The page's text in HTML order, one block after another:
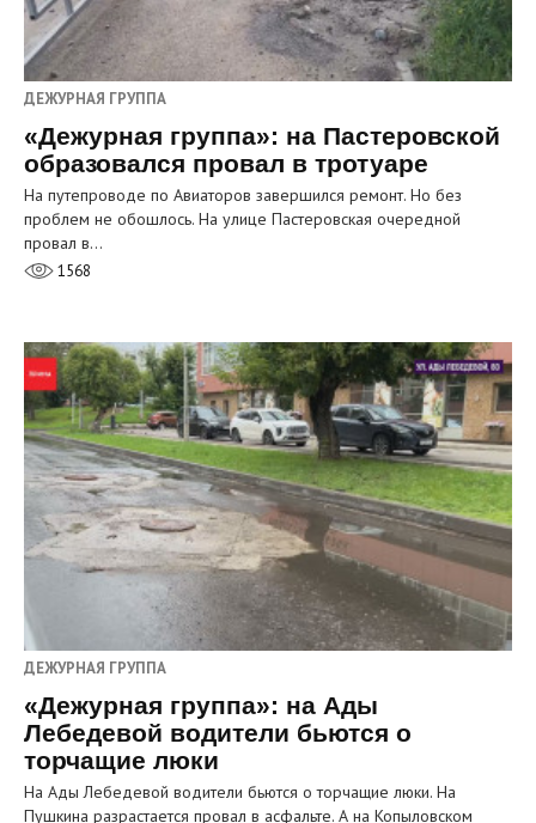
ДЕЖУРНАЯ ГРУППА
«Дежурная группа»: на Пастеровской
образовался провал в тротуаре
На путепроводе по Авиаторов завершился ремонт. Но без
проблем не обошлось. На улице Пастеровская очередной
провал в…
1568
ДЕЖУРНАЯ ГРУППА
«Дежурная группа»: на Ады
Лебедевой водители бьются о
торчащие люки
На Ады Лебедевой водители бьются о торчащие люки. На
Пушкина разрастается провал в асфальте. А на Копыловском